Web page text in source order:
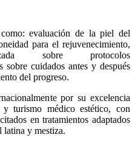
evaluación de la piel del
para el rejuvenecimiento,
sobre protocolos
sobre cuidados antes y después
del progreso.
por su excelencia
turismo médico estético, con
en tratamientos adaptados
latina y mestiza.